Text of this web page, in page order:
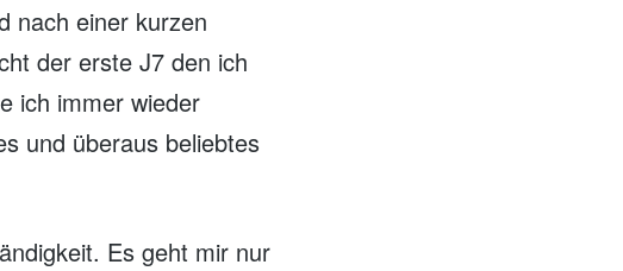
nach einer kurzen
der erste J7 den ich
ich immer wieder
und überaus beliebtes
Es geht mir nur